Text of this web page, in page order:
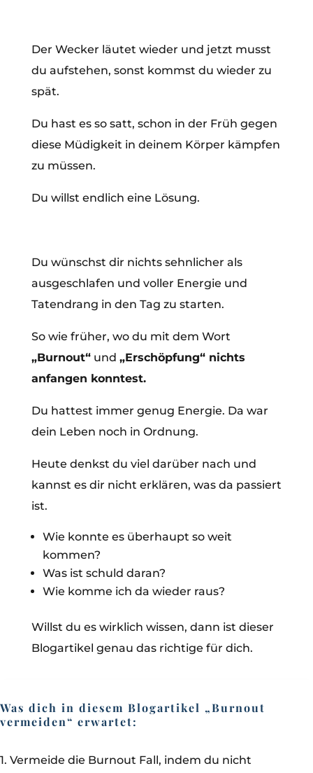
Der Wecker läutet wieder und jetzt musst
du aufstehen, sonst kommst du wieder zu
spät.
Du hast es so satt, schon in der Früh gegen
diese Müdigkeit in deinem Körper kämpfen
zu müssen.
Du willst endlich eine Lösung.
Du wünschst dir nichts sehnlicher als
ausgeschlafen und voller Energie und
Tatendrang in den Tag zu starten.
So wie früher, wo du mit dem Wort
„Burnout“und „Erschöpfung“ nichts
anfangen konntest.
Du hattest immer genug Energie. Da war
dein Leben noch in Ordnung.
Heute denkst du viel darüber nach und
kannst es dir nicht erklären, was da passiert
ist.
Wie konnte es überhaupt so weit
kommen?
Was ist schuld daran?
Wie komme ich da wieder raus?
Willst du es wirklich wissen, dann ist dieser
Blogartikel genau das richtige für dich.
Was dich in diesem Blogartikel „Burnout
vermeiden“ erwartet:
1. Vermeide die Burnout Fall, indem du nicht